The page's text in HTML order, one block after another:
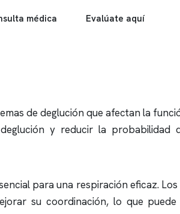
médica Evalúate aquí
de deglución que afectan la
y reducir la probabilidad
para una respiración eficaz.
su coordinación, lo que